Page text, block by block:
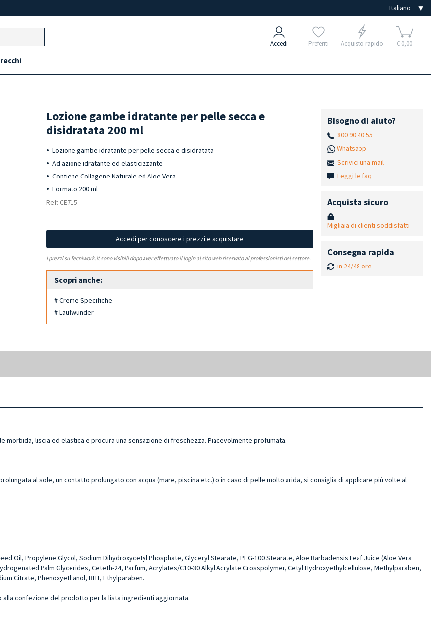
Accedi Preferiti Acquisto rapido € 0,00
Lozione gambe idratante per pelle secca e
disidratata 200 ml
Lozione gambe idratante per pelle secca e disidratata
Ad azione idratante ed elasticizzante
Contiene Collagene Naturale ed Aloe Vera
Formato 200 ml
Ref: CE715
Accedi per conoscere i prezzi e acquistare
I prezzi su Tecniwork.it sono visibili dopo aver effettuato il login al sito web riservato ai professionisti del settore.
Scopri anche:
# Creme Specifiche
# Laufwunder
Bisogno di aiuto?
800 90 40 55
Whatsapp
Scrivici una mail
Leggi le faq
Acquista sicuro
Migliaia di clienti soddisfatti
Consegna rapida
in 24/48 ore
liscia ed elastica e procura una sensazione di freschezza. Piacevolmente profumata.
al sole, un contatto prolungato con acqua (mare, piscina etc.) o in caso di pelle molto arida, si consiglia di applicare più volte al
Oil, Propylene Glycol, Sodium Dihydroxycetyl Phosphate, Glyceryl Stearate, PEG-100 Stearate, Aloe Barbadensis Leaf Juice (Aloe Vera
Palm Glycerides, Ceteth-24, Parfum, Acrylates/C10-30 Alkyl Acrylate Crosspolymer, Cetyl Hydroxyethylcellulose, Methylparaben,
Citrate, Phenoxyethanol, BHT, Ethylparaben.
confezione del prodotto per la lista ingredienti aggiornata.